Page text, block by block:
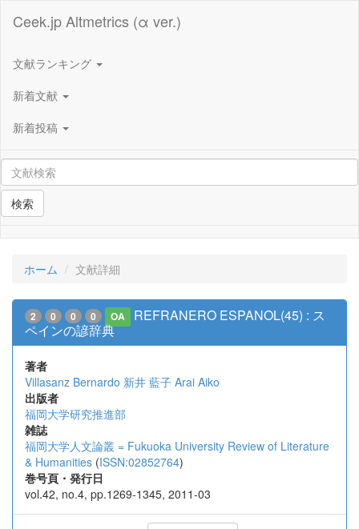
Ceek.jp Altmetrics (α ver.)
文献ランキング
新着文献
新着投稿
検索
ホーム 文献詳細
2 0 0 0 OA
REFRANERO ESPANOL(45) : ス
ペインの諺辞典
著者
Villasanz Bernardo 新井 藍子 Arai Aiko
出版者
福岡大学研究推進部
雑誌
福岡大学人文論叢 = Fukuoka University Review of Literature
& Humanities (ISSN:02852764)
巻号頁・発行日
vol.42, no.4, pp.1269-1345, 2011-03